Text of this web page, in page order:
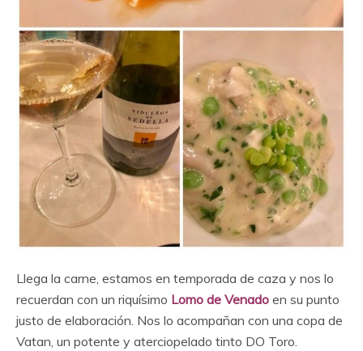
Llega la carne, estamos en temporada de caza y nos lo
recuerdan con un riquísimo Lomo de Venado en su punto
justo de elaboración. Nos lo acompañan con una copa de
Vatan, un potente y aterciopelado tinto DO Toro.